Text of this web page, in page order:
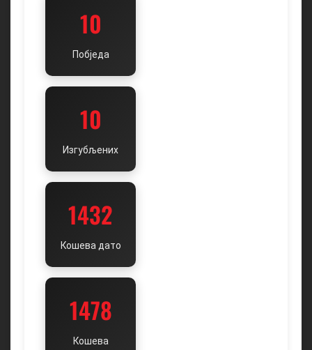
10
Побједа
10
Изгубљених
1432
Кошева дато
1478
Кошева